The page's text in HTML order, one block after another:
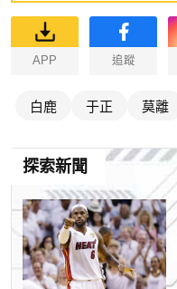
APP 追蹤
白鹿 于正 莫離
探索新聞